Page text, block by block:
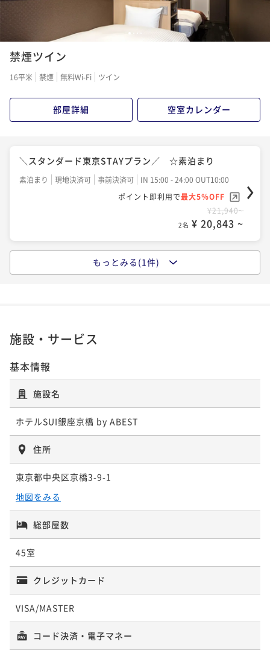
1
禁煙ツイン
16平米 禁煙 無料Wi-Fi ツイン
部屋詳細 空室カレンダー
＼スタンダード東京STAYプラン／ ☆素泊まり
素泊まり 現地決済可 事前決済可
IN 15:00 - 24:00 OUT10:00
ポイント即利用で最大5％OFF
¥21,940~
2名 ¥ 20,843 ~
＼スタンダード東京STAYプラン／ ★朝食付き
もっとみる(1件)
施設・サービス
基本情報
施設名
ホテルSUI銀座京橋 by ABEST
住所
東京都中央区京橋3-9-1
地図をみる
総部屋数
45室
クレジットカード
VISA/MASTER
コード決済・電子マネー